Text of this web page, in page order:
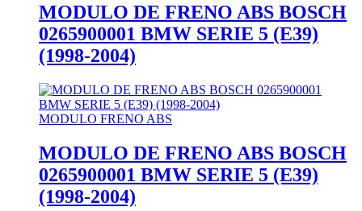
MODULO DE FRENO ABS BOSCH
0265900001 BMW SERIE 5 (E39)
(1998-2004)
MODULO FRENO ABS
MODULO DE FRENO ABS BOSCH
0265900001 BMW SERIE 5 (E39)
(1998-2004)